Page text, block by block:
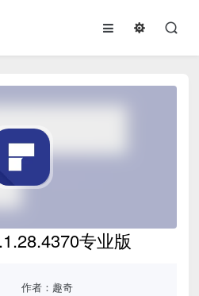
专业版
作者：趣奇